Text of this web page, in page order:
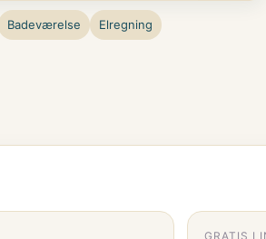
Badeværelse Elregning
GRATIS I